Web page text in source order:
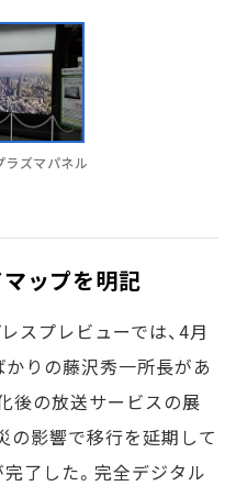
ズマパネル
ップを明記
スプレビューでは、4月
りの藤沢秀一所長があ
後の放送サービスの展
の影響で移行を延期して
了した。完全デジタル